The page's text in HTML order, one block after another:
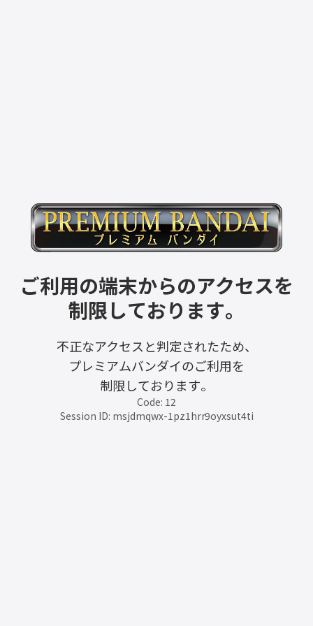
ご利用の端末からのアクセスを
制限しております。
不正なアクセスと判定されたため、
プレミアムバンダイのご利用を
制限しております。
Code: 12
Session ID: msjdmqwx-1pz1hrr9oyxsut4ti